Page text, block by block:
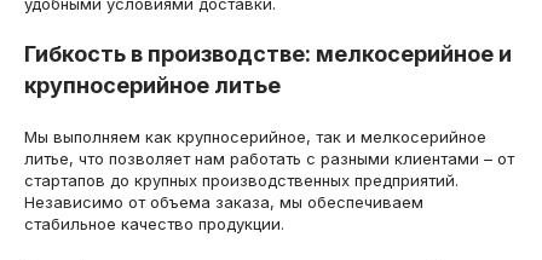
Гибкость в производстве: мелкосерийное и
крупносерийное литье
Мы выполняем как крупносерийное, так и мелкосерийное
литье, что позволяет нам работать с разными клиентами – от
стартапов до крупных производственных предприятий.
Независимо от объема заказа, мы обеспечиваем
стабильное качество продукции.